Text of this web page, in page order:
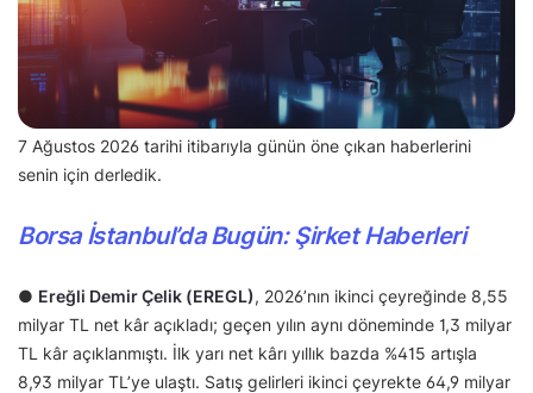
7 Ağustos 2026 tarihi itibarıyla günün öne çıkan haberlerini
senin için derledik.
Borsa İstanbul’da Bugün: Şirket Haberleri
● Ereğli Demir Çelik (EREGL), 2026’nın ikinci çeyreğinde 8,55
milyar TL net kâr açıkladı; geçen yılın aynı döneminde 1,3 milyar
TL kâr açıklanmıştı. İlk yarı net kârı yıllık bazda %415 artışla
8,93 milyar TL’ye ulaştı. Satış gelirleri ikinci çeyrekte 64,9 milyar